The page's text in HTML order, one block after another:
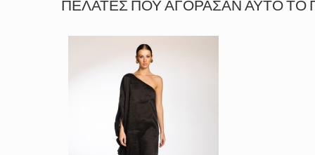
ΠΕΛΆΤΕΣ ΠΟΥ ΑΓΌΡΑΣΑΝ ΑΥΤΌ ΤΟ